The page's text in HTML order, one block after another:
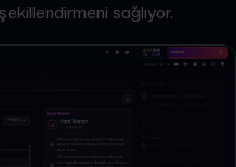
sağlıyor.